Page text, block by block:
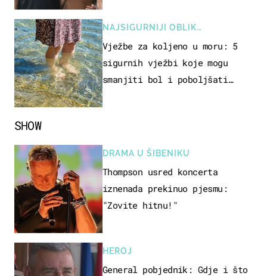
SHOW
DRAMA U ŠIBENIKU
Thompson usred koncerta
iznenada prekinuo pjesmu:
"Zovite hitnu!"
HEROJ
General pobjednik: Gdje i što
NAJSIGURNIJI OBLIK
REKREACIJE
Vježbe za koljeno u moru: 5
sigurnih vježbi koje mogu
smanjiti bol i poboljšati